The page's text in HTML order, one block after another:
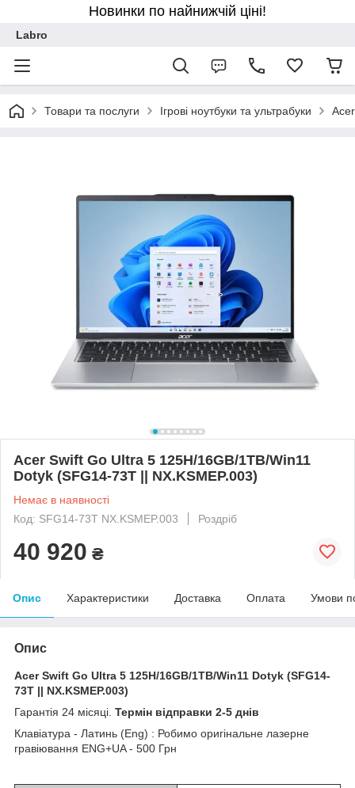
Новинки по найнижчій ціні!
Labro
Товари та послуги Ігрові ноутбуки та ультрабуки
Acer Swift Go Ultra 5 125H/16GB/1TB/Win11
Dotyk (SFG14-73T || NX.KSMEP.003)
Немає в наявності
Код: SFG14-73T NX.KSMEP.003
Роздріб
40 920 ₴
Опис Характеристики Доставка Оплата Умови
Опис
Acer Swift Go Ultra 5 125H/16GB/1TB/Win11 Dotyk (SFG14-
73T || NX.KSMEP.003)
Гарантія 24 місяці. Термін відправки 2-5 днів
Клавіатура - Латинь (Eng) : Робимо оригінальне лазерне
гравіювання ENG+UA - 500 Грн